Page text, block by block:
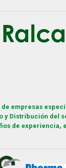
de empresas
y Distribución del
de experiencia,